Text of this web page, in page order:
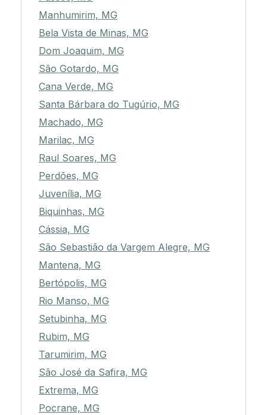
Manhumirim, MG
Bela Vista de Minas, MG
Dom Joaquim, MG
São Gotardo, MG
Cana Verde, MG
Santa Bárbara do Tugúrio, MG
Machado, MG
Marilac, MG
Raul Soares, MG
Perdões, MG
Juvenília, MG
Biquinhas, MG
Cássia, MG
São Sebastião da Vargem Alegre, MG
Mantena, MG
Bertópolis, MG
Rio Manso, MG
Setubinha, MG
Rubim, MG
Tarumirim, MG
São José da Safira, MG
Extrema, MG
Pocrane, MG